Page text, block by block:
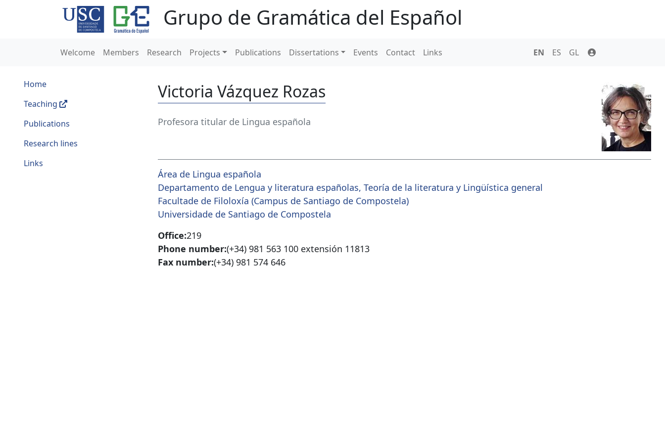
Grupo de Gramática del Español
Welcome Members Research Projects Publications Dissertations Events Contact Links EN ES GL
Victoria Vázquez Rozas
Profesora titular de Lingua española
Área de Lingua española
Departamento de Lengua y literatura españolas, Teoría de la literatura y Lingüística general
Facultade de Filoloxía (Campus de Santiago de Compostela)
Universidade de Santiago de Compostela
Office:219
Phone number:(+34) 981 563 100 extensión 11813
Fax number:(+34) 981 574 646
Home
Teaching
Publications
Research lines
Links